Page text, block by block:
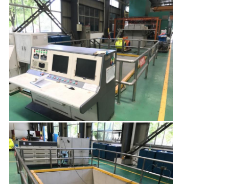
समाचार
उद्धरण
मांगें
साइटमैप
PRIVACY
POLICY